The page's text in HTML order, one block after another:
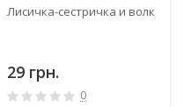
Лисичка-сестричка и волк
29 грн.
0